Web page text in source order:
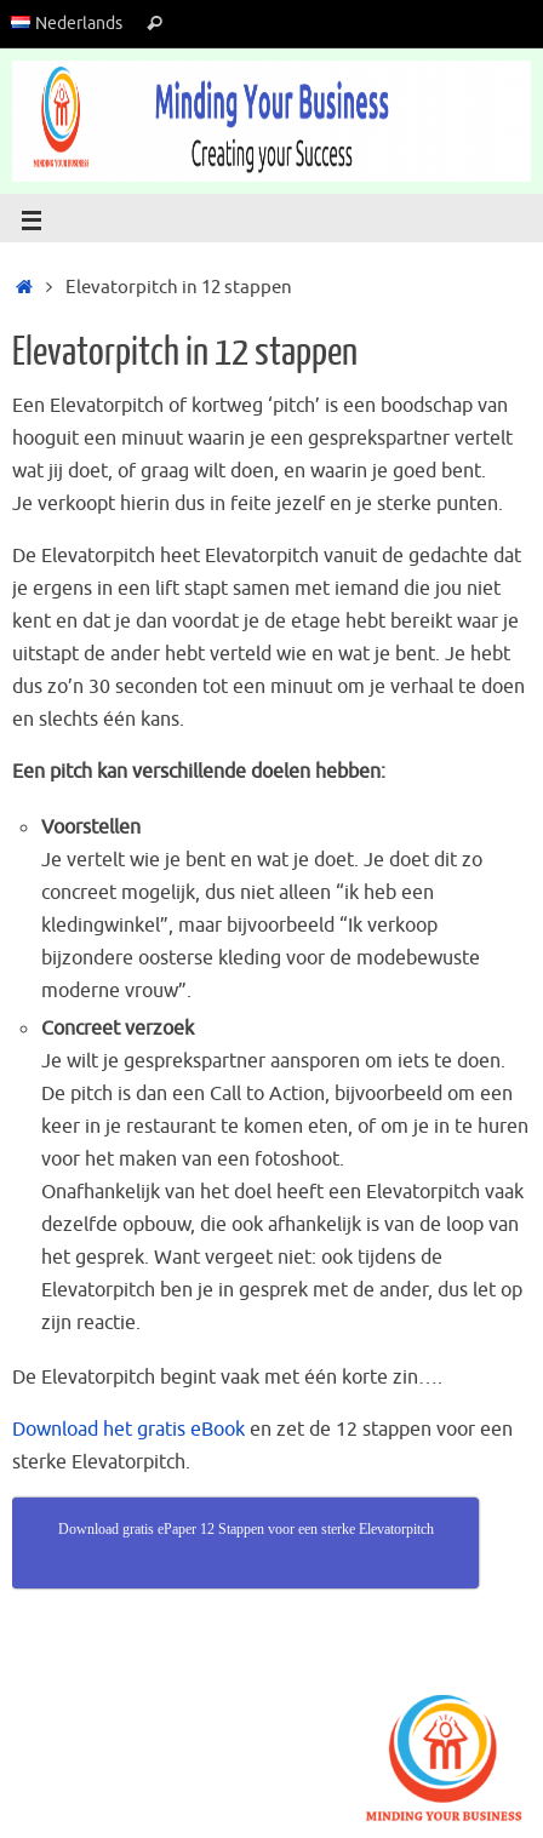
Nederlands
Elevatorpitch in 12 stappen
Elevatorpitch in 12 stappen
Een Elevatorpitch of kortweg ‘pitch’ is een boodschap van
hooguit een minuut waarin je een gesprekspartner vertelt
wat jij doet, of graag wilt doen, en waarin je goed bent.
Je verkoopt hierin dus in feite jezelf en je sterke punten.
De Elevatorpitch heet Elevatorpitch vanuit de gedachte dat
je ergens in een lift stapt samen met iemand die jou niet
kent en dat je dan voordat je de etage hebt bereikt waar je
uitstapt de ander hebt verteld wie en wat je bent. Je hebt
dus zo’n 30 seconden tot een minuut om je verhaal te doen
en slechts één kans.
Een pitch kan verschillende doelen hebben:
Voorstellen
Je vertelt wie je bent en wat je doet. Je doet dit zo
concreet mogelijk, dus niet alleen “ik heb een
kledingwinkel”, maar bijvoorbeeld “Ik verkoop
bijzondere oosterse kleding voor de modebewuste
moderne vrouw”.
Concreet verzoek
Je wilt je gesprekspartner aansporen om iets te doen.
De pitch is dan een Call to Action, bijvoorbeeld om een
keer in je restaurant te komen eten, of om je in te huren
voor het maken van een fotoshoot.
Onafhankelijk van het doel heeft een Elevatorpitch vaak
dezelfde opbouw, die ook afhankelijk is van de loop van
het gesprek. Want vergeet niet: ook tijdens de
Elevatorpitch ben je in gesprek met de ander, dus let op
zijn reactie.
De Elevatorpitch begint vaak met één korte zin….
Download het gratis eBooken zet de 12 stappen voor een
sterke Elevatorpitch.
Download gratis ePaper 12 Stappen voor een sterke Elevatorpitch